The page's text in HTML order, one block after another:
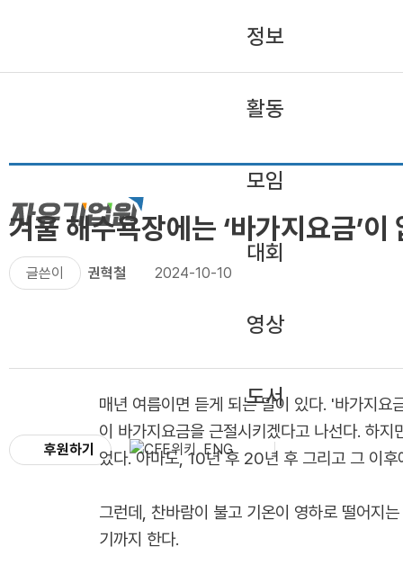
정보
활동
모임
대회
영상
도서
후원하기 ENG
겨울 해수욕장에는 ‘바가지요금’이
글쓴이 권혁철 2024-10-10
매년 여름이면 듣게 되는 말이 있다. '바가지요
이 바가지요금을 근절시키겠다고 나선다. 하
었다. 아마도, 10년 후 20년 후 그리고 그 이
그런데, 찬바람이 불고 기온이 영하로 떨어지
기까지 한다.